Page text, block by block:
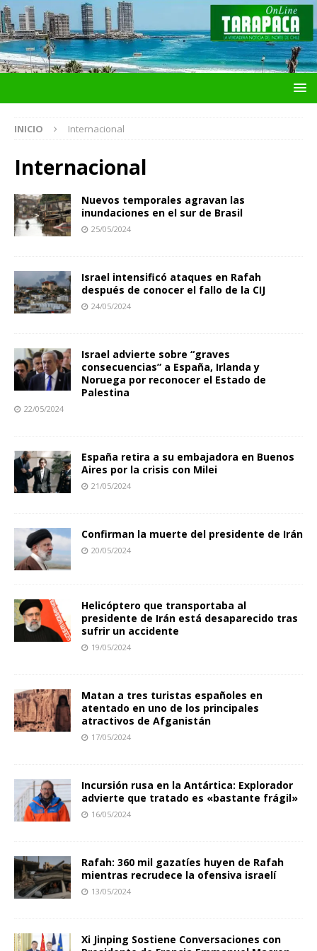
INICIO Internacional
Internacional
Nuevos temporales agravan las
inundaciones en el sur de Brasil
25/05/2024
Israel intensificó ataques en Rafah
después de conocer el fallo de la CIJ
24/05/2024
Israel advierte sobre “graves
consecuencias” a España, Irlanda y
Noruega por reconocer el Estado de
Palestina
22/05/2024
España retira a su embajadora en Buenos
Aires por la crisis con Milei
21/05/2024
Confirman la muerte del presidente de Irán
20/05/2024
Helicóptero que transportaba al
presidente de Irán está desaparecido tras
sufrir un accidente
19/05/2024
Matan a tres turistas españoles en
atentado en uno de los principales
atractivos de Afganistán
17/05/2024
Incursión rusa en la Antártica: Explorador
advierte que tratado es «bastante frágil»
16/05/2024
Rafah: 360 mil gazatíes huyen de Rafah
mientras recrudece la ofensiva israelí
13/05/2024
Xi Jinping Sostiene Conversaciones con